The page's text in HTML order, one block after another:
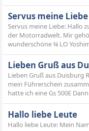
Servus meine Liebe
Servus meine Liebe: Hallo
der Motorradwelt. Mir
wunderschöne ¾ LO
Lieben Gruß aus
Lieben Gruß aus Duisburg
mein Führerschein
hatte ich eine Gs 500E
Hallo liebe Leute
Hallo liebe Leute: Mein